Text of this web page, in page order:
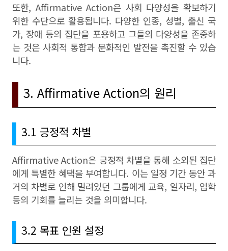
또한, Affirmative Action은 사회 다양성을 확보하기
위한 수단으로 활용됩니다. 다양한 인종, 성별, 출신 국
가, 장애 등의 집단을 포용하고 그들의 다양성을 존중하
는 것은 사회적 통합과 문화적인 발전을 촉진할 수 있습
니다.
3. Affirmative Action의 원리
3.1 긍정적 차별
Affirmative Action은 긍정적 차별을 통해 소외된 집단
에게 특별한 혜택을 부여합니다. 이는 일정 기간 동안 과
거의 차별로 인해 밀려있던 그룹에게 교육, 일자리, 입학
등의 기회를 늘리는 것을 의미합니다.
3.2 목표 인원 설정